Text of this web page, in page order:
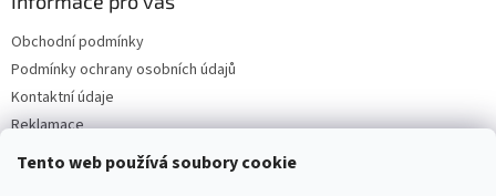
Tento web používá soubory cookie
Obchodní podmínky
Podmínky ochrany osobních údajů
Kontaktní údaje
Reklamace